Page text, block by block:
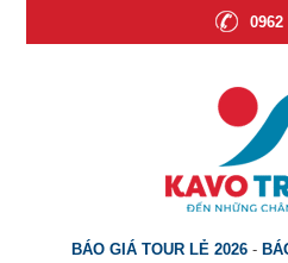
0962
BÁO GIÁ TOUR LẺ 2026 -